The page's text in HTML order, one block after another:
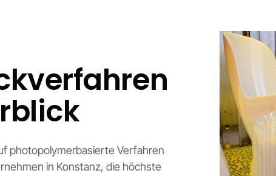
photopolymerbasierte Verfahren
in Konstanz, die höchste